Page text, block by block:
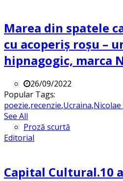
Marea din spatele
cu acoperiș roșu –
hipnagogic, marca
26/09/2022
Popular Tags:
poezie,recenzie,Ucraina,
See All
Proză scurtă
Editorial
Capital Cultural.10